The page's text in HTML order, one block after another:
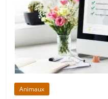
Animaux